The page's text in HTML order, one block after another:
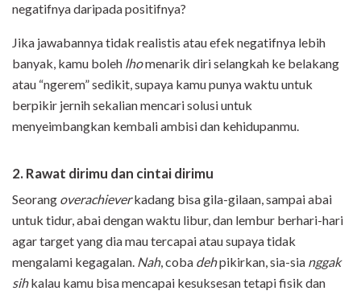
negatifnya daripada positifnya?
Jika jawabannya tidak realistis atau efek negatifnya lebih
banyak, kamu boleh lhomenarik diri selangkah ke belakang
atau “ngerem” sedikit, supaya kamu punya waktu untuk
berpikir jernih sekalian mencari solusi untuk
menyeimbangkan kembali ambisi dan kehidupanmu.
2. Rawat dirimu dan cintai dirimu
Seorang overachieverkadang bisa gila-gilaan, sampai abai
untuk tidur, abai dengan waktu libur, dan lembur berhari-hari
agar target yang dia mau tercapai atau supaya tidak
mengalami kegagalan. Nah, coba dehpikirkan, sia-sia nggak
sihkalau kamu bisa mencapai kesuksesan tetapi fisik dan